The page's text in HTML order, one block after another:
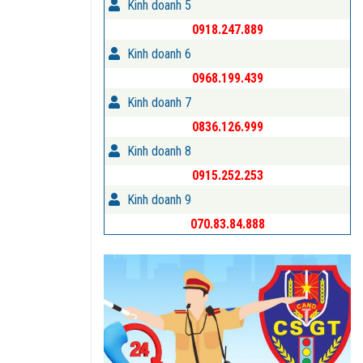
Kinh doanh 5
0918.247.889
Kinh doanh 6
0968.199.439
Kinh doanh 7
0836.126.999
Kinh doanh 8
0915.252.253
Kinh doanh 9
070.83.84.888